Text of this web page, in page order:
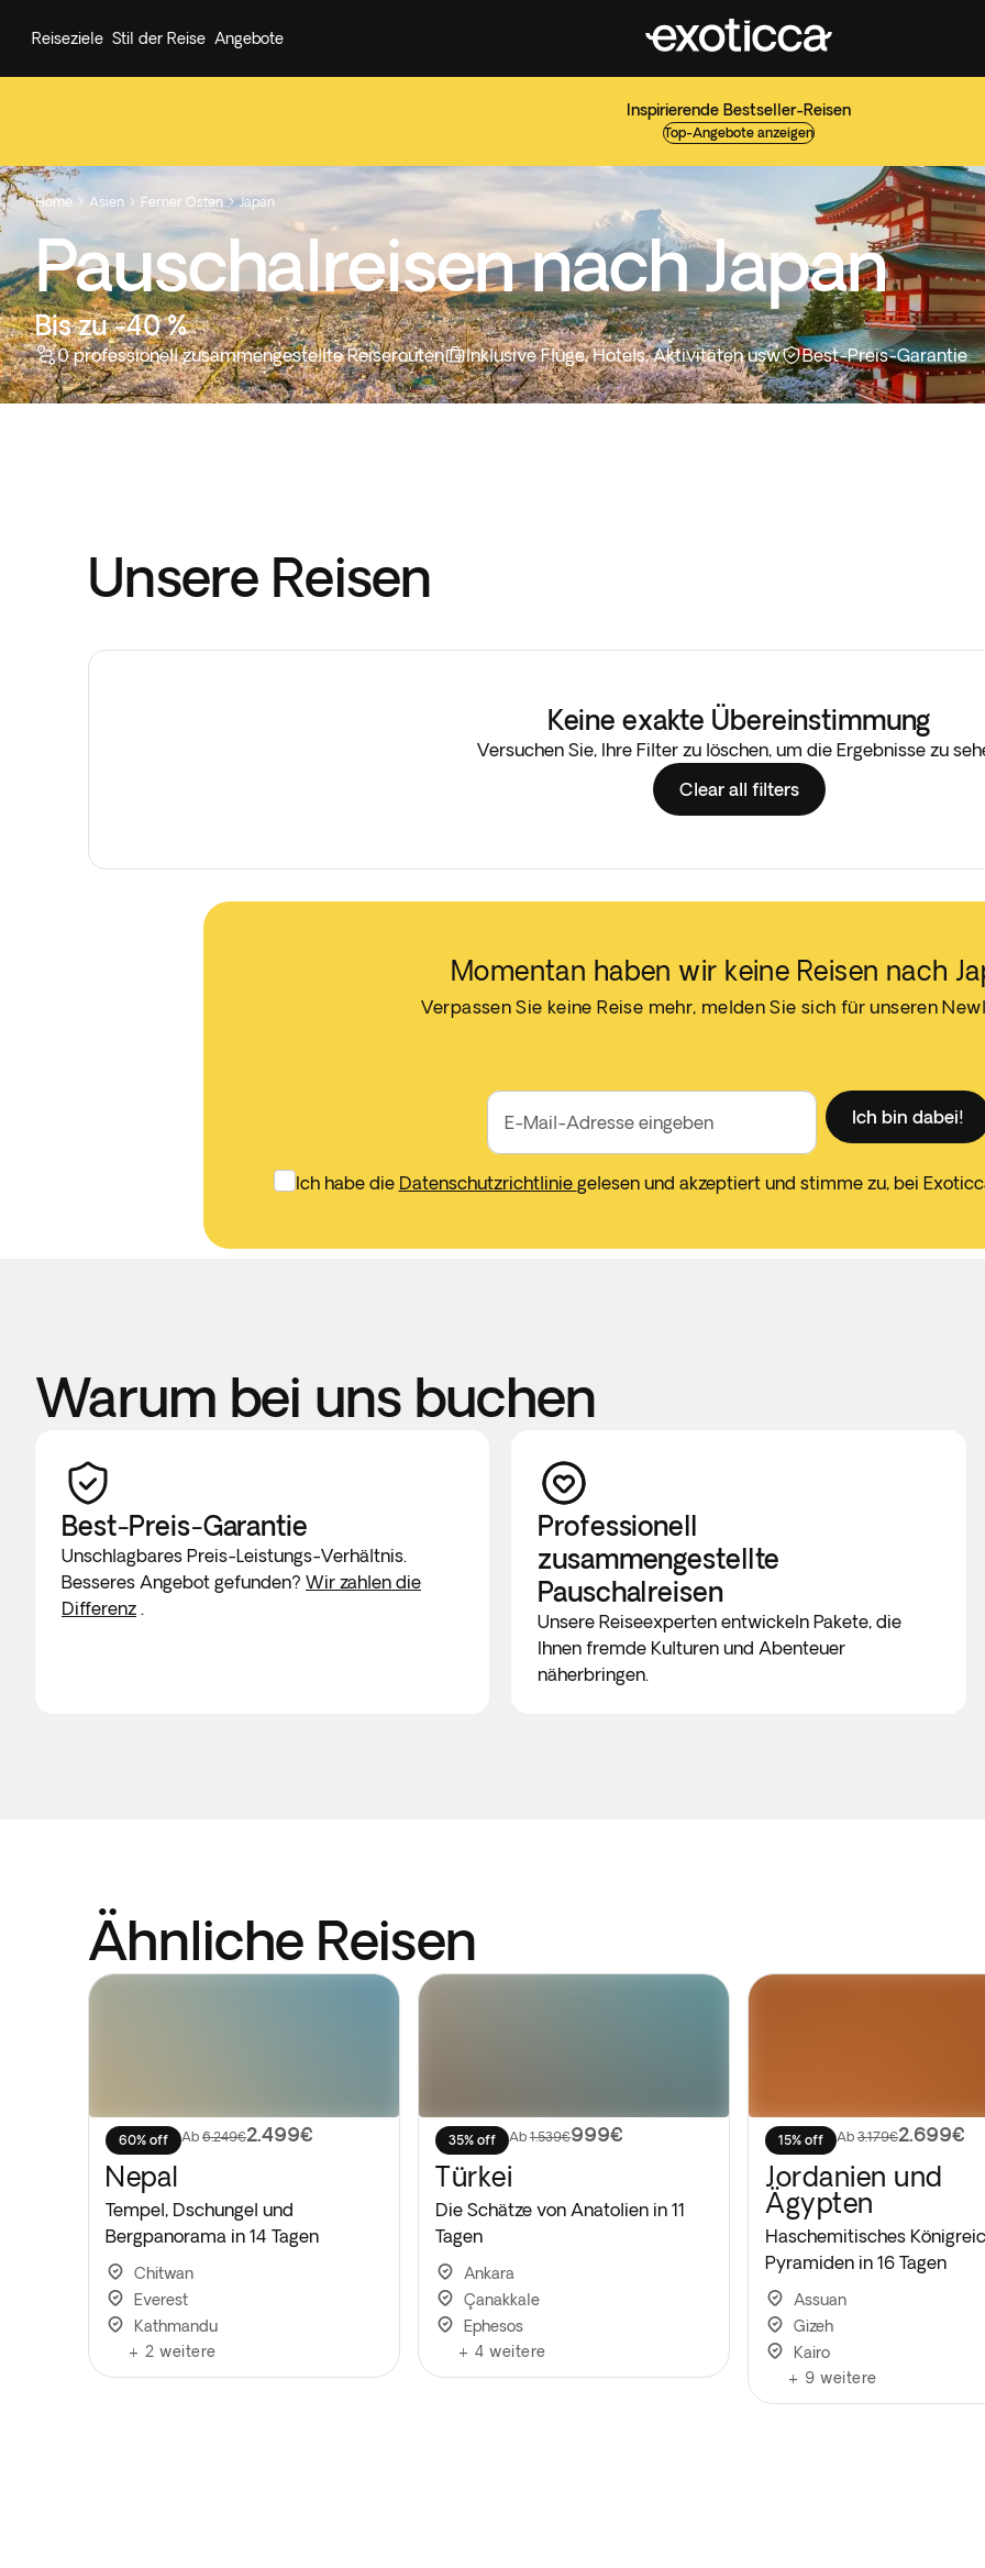
Inspirierende Bestseller-Reisen
Top-Angebote anzeigen
Reiseziele Stil der Reise Angebote
Home  Asien  Ferner Osten  Japan
Pauschalreisen nach Japan
Bis zu -40 %
0 professionell zusammengestellte Reiserouten Inklusive Flüge, Hotels, Aktivitäten usw Best-Preis-Garantie
Unsere Reisen
Keine exakte Übereinstimmung
Versuchen Sie, Ihre Filter zu löschen, um die Ergebnisse zu
Clear all filters
Momentan haben wir keine Reisen nach
Verpassen Sie keine Reise mehr, melden Sie sich für unseren
E-Mail-Adresse eingeben Ich bin dabei!
Ich habe die Datenschutzrichtlinie gelesen und akzeptiert und stimme zu, bei
Warum bei uns buchen
Best-Preis-Garantie
Unschlagbares Preis-Leistungs-Verhältnis.
Besseres Angebot gefunden? Wir zahlen die
Differenz .
Professionell
zusammengestellte
Pauschalreisen
Unsere Reiseexperten entwickeln Pakete, die
Ihnen fremde Kulturen und Abenteuer
näherbringen.
Ähnliche Reisen
60% off Ab 6.249€2.499€
Nepal
Tempel, Dschungel und
Bergpanorama in 14 Tagen
Chitwan
Everest
Kathmandu
+ 2 weitere
35% off Ab 1.539€999€
Türkei
Die Schätze von Anatolien in 11
Tagen
Ankara
Çanakkale
Ephesos
+ 4 weitere
15% off Ab 3.179€2.699€
Jordanien und
Ägypten
Haschemitisches
Pyramiden in 16 Tagen
Assuan
Gizeh
Kairo
+ 9 weitere